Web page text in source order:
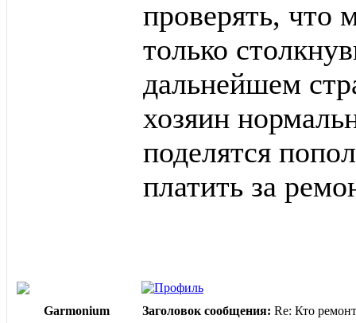
проверять, что
только
дальнейшем
хозяин
поделятся
платить за
Garmonium Заголовок сообщения: Re: Кто